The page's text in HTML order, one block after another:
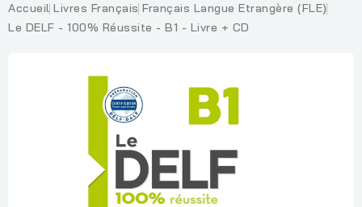
Accueil Livres Français Français Langue Etrangère (FLE)
Le DELF - 100% Réussite - B1 - Livre + CD